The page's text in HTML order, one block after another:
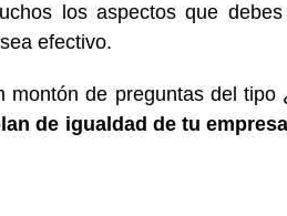
los aspectos que
efectivo.
montón de preguntas del
de igualdad de tu